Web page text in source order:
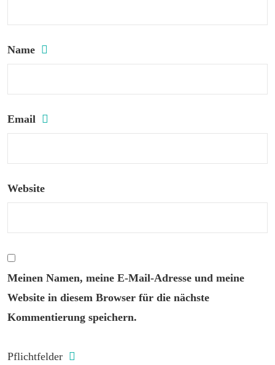
Name
Email
Website
Meinen Namen, meine E-Mail-Adresse und meine
Website in diesem Browser für die nächste
Kommentierung speichern.
Pflichtfelder